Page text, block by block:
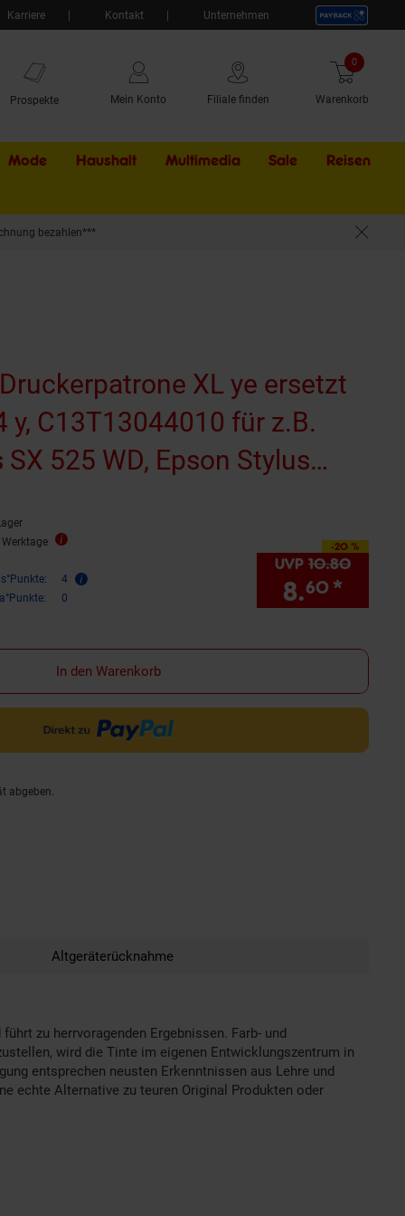
Karriere Kontakt Unternehmen
Prospekte Mein Konto Filiale finden Warenkorb
0 Artikel
Mode Haushalt Multimedia Sale Externer
Reisen
bezahlen***
y, C13T13044010 für z.B.
525 WD, Epson Stylus
Werktage
4
0
-20 %
Sie Sparen 20 Prozent,
UVP 10.80
8.60 *
In den Warenkorb
abgeben.
Altgeräterücknahme
zu herrvoragenden Ergebnissen. Farb- und
wird die Tinte im eigenen Entwicklungszentrum in
entsprechen neusten Erkenntnissen aus Lehre und
echte Alternative zu teuren Original Produkten oder